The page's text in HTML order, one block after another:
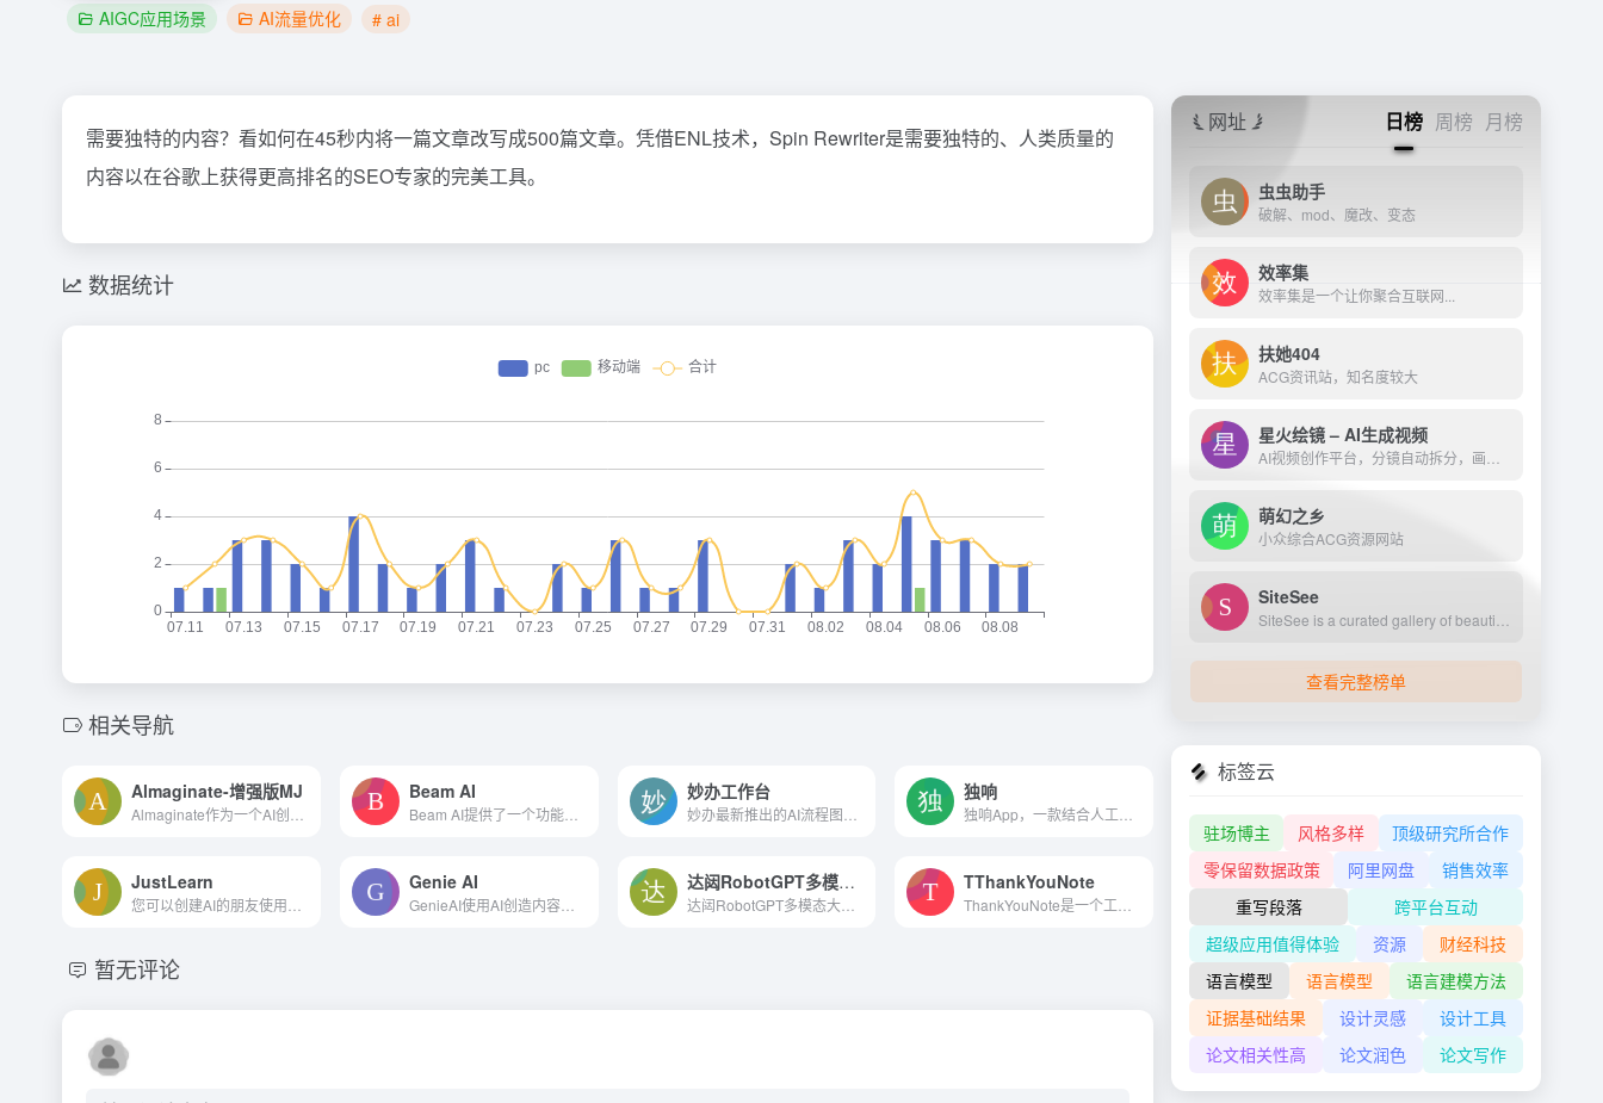
AIGC应用场景 AI流量优化 # ai
需要独特的内容？看如何在45秒内将一篇文章改写成500篇文章。凭借ENL技术，Spin Rewriter是需要独特的、人类质量的
内容以在谷歌上获得更高排名的SEO专家的完美工具。
数据统计
相关导航
Almaginate-增强版MJ Beam AI
Beam AI提供了一个功能强大的平台，使用户能够创建和定制AI Agents来自动化各种任务。通过AI Agent数据库、工具配置、任务模板和个性设置，Beam AI的AI Agents能够以高度自动化和...
妙办工作台 独响
JustLearn Genie AI
GenieAI使用AI创造内容创意以节省时间。
达闼RobotGPT多模态大模型
达闼RobotGPT多模态大模型是一个创新的AI工具，它通过整合多模态数据处理能力，为机器人在多样化的应用场景中提供了强大的交互和行为生成能力。
TThankYouNote
暂无评论
网址 日榜 周榜 月榜
虫虫助手
破解、mod、魔改、变态
效率集
效率集是一个让你聚合互联网...
扶她404
ACG资讯站，知名度较大
星火绘镜 – AI生成视频
萌幻之乡
小众综合ACG资源网站
SiteSee
查看完整榜单
标签云
驻场博主 风格多样
顶级研究所合作
零保留数据政策
阿里网盘
销售效率
重写段落
跨平台互动
超级应用值得体验
资源
财经科技
语言模型
语言模型
语言建模方法
证据基础结果
设计灵感
设计工具
论文相关性高
论文润色 论文写作